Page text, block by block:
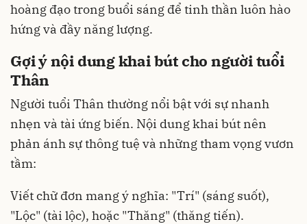
hoàng đạo trong buổi sáng để tinh thần luôn hào
hứng và đầy năng lượng.
Gợi ý nội dung khai bút cho người tuổi
Thân
Người tuổi Thân thường nổi bật với sự nhanh
nhẹn và tài ứng biến. Nội dung khai bút nên
phản ánh sự thông tuệ và những tham vọng vươn
tầm:
Viết chữ đơn mang ý nghĩa: "Trí" (sáng suốt),
"Lộc" (tài lộc), hoặc "Thăng" (thăng tiến).